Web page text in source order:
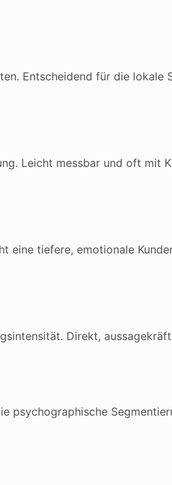
Entscheidend für die lokale
Leicht messbar und oft mit
eine tiefere, emotionale
Direkt,
psychographische